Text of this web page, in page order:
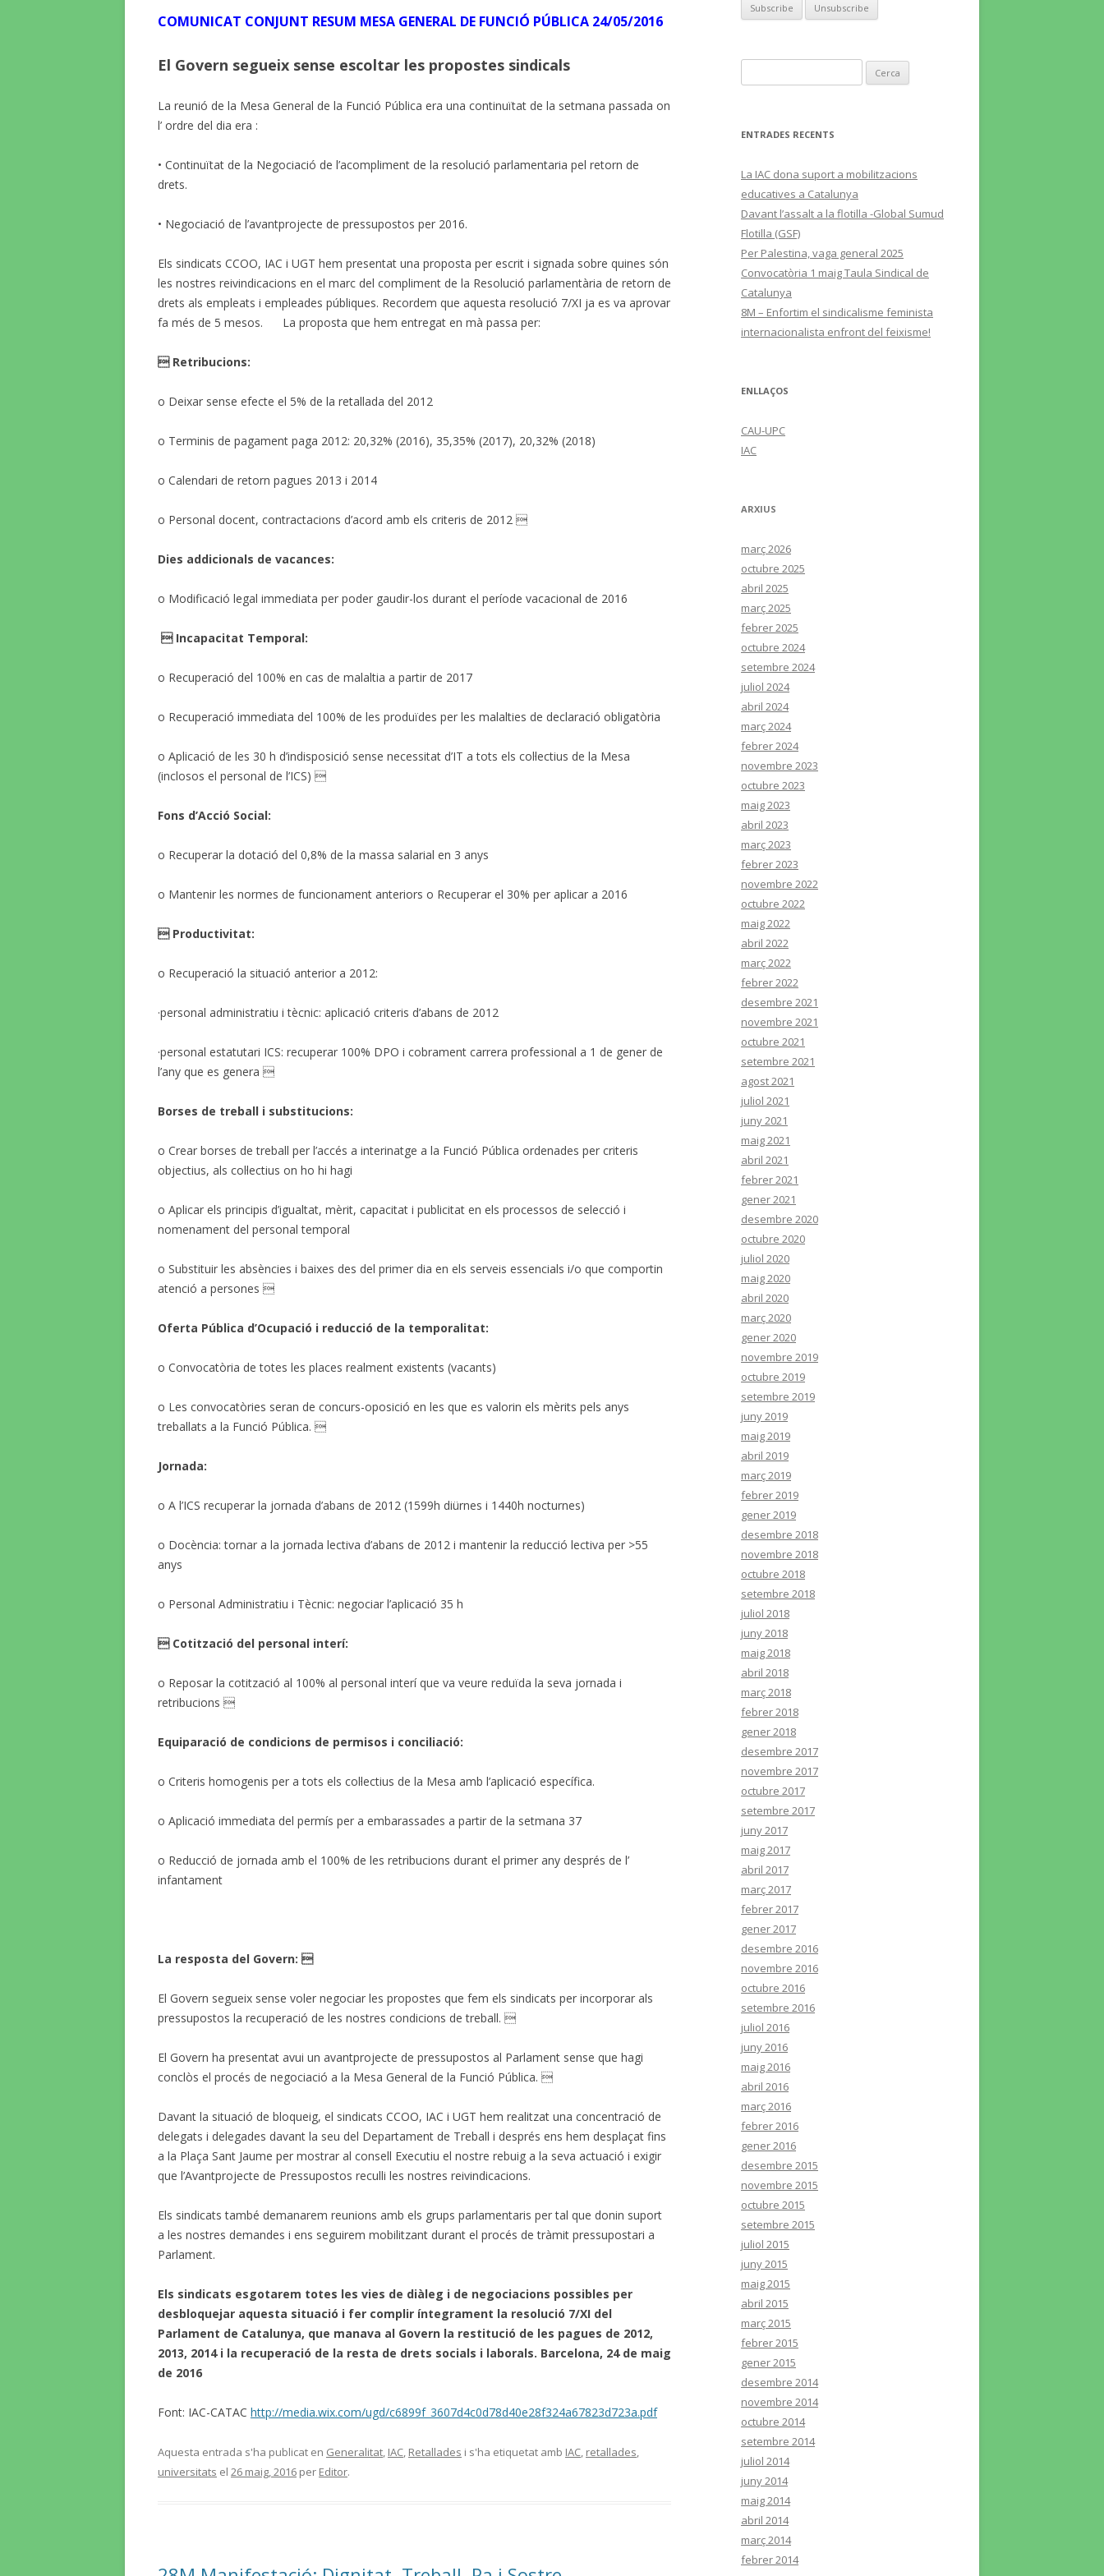
CALENDARI LABORAL 2018 I
ACORD PEL PASL!
RECEPCIONS (07/06/2017)
PSICOSOCIALS.
PROCÉS ESTABILITZACIÓ,
4/11/2019 SITUACIÓ
COMUNICAT CONJUNT RESUM MESA GENERAL DE FUNCIÓ PÚBLICA 24/05/2016
El Govern segueix sense escoltar les propostes sindicals
La reunió de la Mesa General de la Funció Pública era una continuïtat de la setmana passada on
l’ ordre del dia era :
• Continuïtat de la Negociació de l’acompliment de la resolució parlamentaria pel retorn de
drets.
• Negociació de l’avantprojecte de pressupostos per 2016.
Els sindicats CCOO, IAC i UGT hem presentat una proposta per escrit i signada sobre quines són
les nostres reivindicacions en el marc del compliment de la Resolució parlamentària de retorn de
drets als empleats i empleades públiques. Recordem que aquesta resolució 7/XI ja es va aprovar
fa més de 5 mesos. La proposta que hem entregat en mà passa per:
 Retribucions:
o Deixar sense efecte el 5% de la retallada del 2012
o Terminis de pagament paga 2012: 20,32% (2016), 35,35% (2017), 20,32% (2018)
o Calendari de retorn pagues 2013 i 2014
o Personal docent, contractacions d’acord amb els criteris de 2012 
Dies addicionals de vacances:
o Modificació legal immediata per poder gaudir-los durant el període vacacional de 2016
 Incapacitat Temporal:
o Recuperació del 100% en cas de malaltia a partir de 2017
o Recuperació immediata del 100% de les produïdes per les malalties de declaració obligatòria
o Aplicació de les 30 h d’indisposició sense necessitat d’IT a tots els col·lectius de la Mesa
(inclosos el personal de l’ICS) 
Fons d’Acció Social:
o Recuperar la dotació del 0,8% de la massa salarial en 3 anys
o Mantenir les normes de funcionament anteriors o Recuperar el 30% per aplicar a 2016
 Productivitat:
o Recuperació la situació anterior a 2012:
·personal administratiu i tècnic: aplicació criteris d’abans de 2012
·personal estatutari ICS: recuperar 100% DPO i cobrament carrera professional a 1 de gener de
l’any que es genera 
Borses de treball i substitucions:
o Crear borses de treball per l’accés a interinatge a la Funció Pública ordenades per criteris
objectius, als col·lectius on ho hi hagi
o Aplicar els principis d’igualtat, mèrit, capacitat i publicitat en els processos de selecció i
nomenament del personal temporal
o Substituir les absències i baixes des del primer dia en els serveis essencials i/o que comportin
atenció a persones 
Oferta Pública d’Ocupació i reducció de la temporalitat:
o Convocatòria de totes les places realment existents (vacants)
o Les convocatòries seran de concurs-oposició en les que es valorin els mèrits pels anys
treballats a la Funció Pública. 
Jornada:
o A l’ICS recuperar la jornada d’abans de 2012 (1599h diürnes i 1440h nocturnes)
o Docència: tornar a la jornada lectiva d’abans de 2012 i mantenir la reducció lectiva per >55
anys
o Personal Administratiu i Tècnic: negociar l’aplicació 35 h
 Cotització del personal interí:
o Reposar la cotització al 100% al personal interí que va veure reduïda la seva jornada i
retribucions 
Equiparació de condicions de permisos i conciliació:
o Criteris homogenis per a tots els col·lectius de la Mesa amb l’aplicació específica.
o Aplicació immediata del permís per a embarassades a partir de la setmana 37
o Reducció de jornada amb el 100% de les retribucions durant el primer any després de l’
infantament
La resposta del Govern: 
El Govern segueix sense voler negociar les propostes que fem els sindicats per incorporar als
pressupostos la recuperació de les nostres condicions de treball. 
El Govern ha presentat avui un avantprojecte de pressupostos al Parlament sense que hagi
conclòs el procés de negociació a la Mesa General de la Funció Pública. 
Davant la situació de bloqueig, el sindicats CCOO, IAC i UGT hem realitzat una concentració de
delegats i delegades davant la seu del Departament de Treball i després ens hem desplaçat fins
a la Plaça Sant Jaume per mostrar al consell Executiu el nostre rebuig a la seva actuació i exigir
que l’Avantprojecte de Pressupostos reculli les nostres reivindicacions.
Els sindicats també demanarem reunions amb els grups parlamentaris per tal que donin suport
a les nostres demandes i ens seguirem mobilitzant durant el procés de tràmit pressupostari a
Parlament.
Els sindicats esgotarem totes les vies de diàleg i de negociacions possibles per
desbloquejar aquesta situació i fer complir íntegrament la resolució 7/XI del
Parlament de Catalunya, que manava al Govern la restitució de les pagues de 2012,
2013, 2014 i la recuperació de la resta de drets socials i laborals. Barcelona, 24 de maig
de 2016
Font: IAC-CATAC http://media.wix.com/ugd/c6899f_3607d4c0d78d40e28f324a67823d723a.pdf
Aquesta entrada s'ha publicat en Generalitat, IAC, Retallades i s'ha etiquetat amb IAC, retallades,
universitats el 26 maig, 2016 per Editor.
ENTRADES RECENTS
La IAC dona suport a mobilitzacions
educatives a Catalunya
Davant l’assalt a la flotilla -Global Sumud
Flotilla (GSF)
Per Palestina, vaga general 2025
Convocatòria 1 maig Taula Sindical de
Catalunya
8M – Enfortim el sindicalisme feminista
internacionalista enfront del feixisme!
ENLLAÇOS
CAU-UPC
IAC
ARXIUS
març 2026
octubre 2025
abril 2025
març 2025
febrer 2025
octubre 2024
setembre 2024
juliol 2024
abril 2024
març 2024
febrer 2024
novembre 2023
octubre 2023
maig 2023
abril 2023
març 2023
febrer 2023
novembre 2022
octubre 2022
maig 2022
abril 2022
març 2022
febrer 2022
desembre 2021
novembre 2021
octubre 2021
setembre 2021
agost 2021
juliol 2021
juny 2021
maig 2021
abril 2021
febrer 2021
gener 2021
desembre 2020
octubre 2020
juliol 2020
maig 2020
abril 2020
març 2020
gener 2020
novembre 2019
octubre 2019
setembre 2019
juny 2019
maig 2019
abril 2019
març 2019
febrer 2019
gener 2019
desembre 2018
novembre 2018
octubre 2018
setembre 2018
juliol 2018
juny 2018
maig 2018
abril 2018
març 2018
febrer 2018
gener 2018
desembre 2017
novembre 2017
octubre 2017
setembre 2017
juny 2017
maig 2017
abril 2017
març 2017
febrer 2017
gener 2017
desembre 2016
novembre 2016
octubre 2016
setembre 2016
juliol 2016
juny 2016
maig 2016
abril 2016
març 2016
febrer 2016
gener 2016
desembre 2015
novembre 2015
octubre 2015
setembre 2015
juliol 2015
juny 2015
maig 2015
abril 2015
març 2015
febrer 2015
gener 2015
desembre 2014
novembre 2014
octubre 2014
setembre 2014
juliol 2014
juny 2014
maig 2014
abril 2014
març 2014
febrer 2014